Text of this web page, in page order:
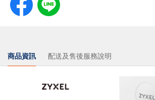
商品資訊 配送及售後服務說明